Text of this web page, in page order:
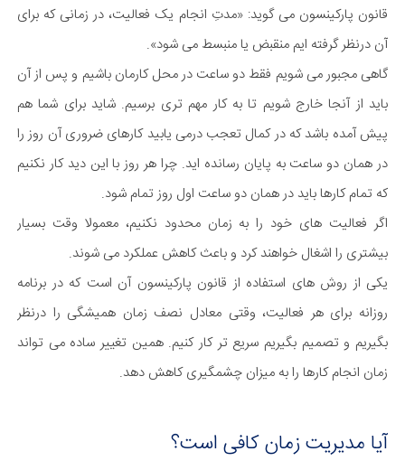
قانون پارکینسون می گوید: «مدتِ انجام یک فعالیت، در زمانی که برای
آن درنظر گرفته ایم منقبض یا منبسط می شود».
گاهی مجبور می شویم فقط دو ساعت در محل کارمان باشیم و پس از آن
باید از آنجا خارج شویم تا به کار مهم تری برسیم. شاید برای شما هم
پیش آمده باشد که در کمال تعجب درمی یابید کارهای ضروری آن روز را
در همان دو ساعت به پایان رسانده اید. چرا هر روز با این دید کار نکنیم
که تمام کارها باید در همان دو ساعت اول روز تمام شود.
اگر فعالیت های خود را به زمان محدود نکنیم، معمولا وقت بسیار
بیشتری را اشغال خواهند کرد و باعث کاهش عملکرد می شوند.
یکی از روش های استفاده از قانون پارکینسون آن است که در برنامه
روزانه برای هر فعالیت، وقتی معادل نصف زمان همیشگی را درنظر
بگیریم و تصمیم بگیریم سریع تر کار کنیم. همین تغییر ساده می تواند
زمان انجام کارها را به میزان چشمگیری کاهش دهد.
آیا مدیریت زمان کافی است؟